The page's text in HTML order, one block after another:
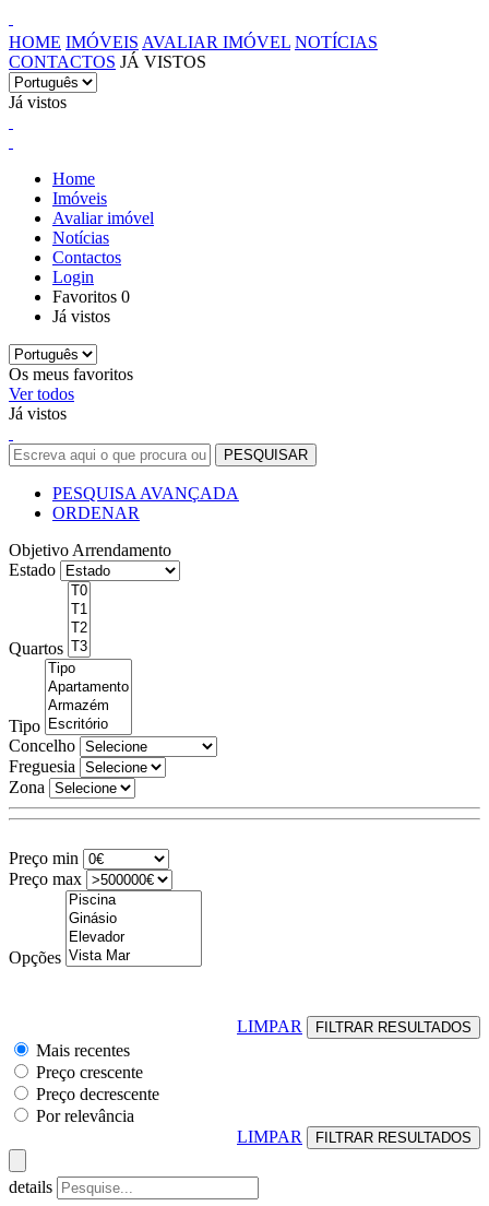
HOME IMÓVEIS AVALIAR IMÓVEL NOTÍCIAS
CONTACTOS JÁ VISTOS
Já vistos
Home
Imóveis
Avaliar imóvel
Notícias
Contactos
Login
Favoritos 0
Já vistos
Os meus favoritos
Ver todos
Já vistos
PESQUISA AVANÇADA
ORDENAR
Objetivo Arrendamento
Estado
Quartos
Tipo
Concelho
Freguesia
Zona
Preço min
Preço max
Opções
LIMPAR
Mais recentes
Preço crescente
Preço decrescente
Por relevância
LIMPAR
details